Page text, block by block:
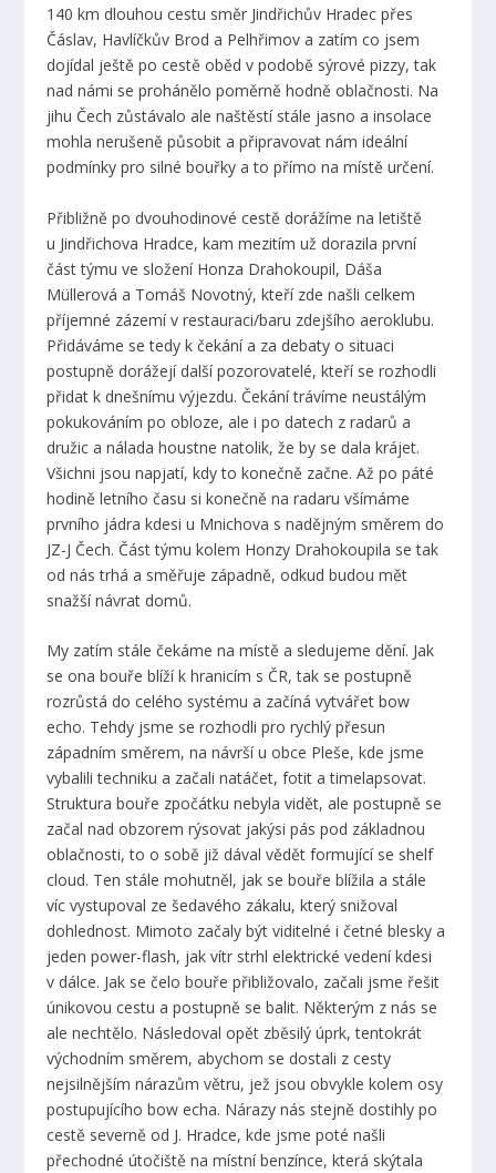
140 km dlouhou cestu směr Jindřichův Hradec přes
Čáslav, Havlíčkův Brod a Pelhřimov a zatím co jsem
dojídal ještě po cestě oběd v podobě sýrové pizzy, tak
nad námi se prohánělo poměrně hodně oblačnosti. Na
jihu Čech zůstávalo ale naštěstí stále jasno a insolace
mohla nerušeně působit a připravovat nám ideální
podmínky pro silné bouřky a to přímo na místě určení.
Přibližně po dvouhodinové cestě dorážíme na letiště
u Jindřichova Hradce, kam mezitím už dorazila první
část týmu ve složení Honza Drahokoupil, Dáša
Müllerová a Tomáš Novotný, kteří zde našli celkem
příjemné zázemí v restauraci/baru zdejšího aeroklubu.
Přidáváme se tedy k čekání a za debaty o situaci
postupně dorážejí další pozorovatelé, kteří se rozhodli
přidat k dnešnímu výjezdu. Čekání trávíme neustálým
pokukováním po obloze, ale i po datech z radarů a
družic a nálada houstne natolik, že by se dala krájet.
Všichni jsou napjatí, kdy to konečně začne. Až po páté
hodině letního času si konečně na radaru všímáme
prvního jádra kdesi u Mnichova s nadějným směrem do
JZ-J Čech. Část týmu kolem Honzy Drahokoupila se tak
od nás trhá a směřuje západně, odkud budou mět
snažší návrat domů.
My zatím stále čekáme na místě a sledujeme dění. Jak
se ona bouře blíží k hranicím s ČR, tak se postupně
rozrůstá do celého systému a začíná vytvářet bow
echo. Tehdy jsme se rozhodli pro rychlý přesun
západním směrem, na návrší u obce Pleše, kde jsme
vybalili techniku a začali natáčet, fotit a timelapsovat.
Struktura bouře zpočátku nebyla vidět, ale postupně se
začal nad obzorem rýsovat jakýsi pás pod základnou
oblačnosti, to o sobě již dával vědět formující se shelf
cloud. Ten stále mohutněl, jak se bouře blížila a stále
víc vystupoval ze šedavého zákalu, který snižoval
dohlednost. Mimoto začaly být viditelné i četné blesky a
jeden power-flash, jak vítr strhl elektrické vedení kdesi
v dálce. Jak se čelo bouře přibližovalo, začali jsme řešit
únikovou cestu a postupně se balit. Některým z nás se
ale nechtělo. Následoval opět zběsilý úprk, tentokrát
východním směrem, abychom se dostali z cesty
nejsilnějším nárazům větru, jež jsou obvykle kolem osy
postupujícího bow echa. Nárazy nás stejně dostihly po
cestě severně od J. Hradce, kde jsme poté našli
přechodné útočiště na místní benzínce, která skýtala